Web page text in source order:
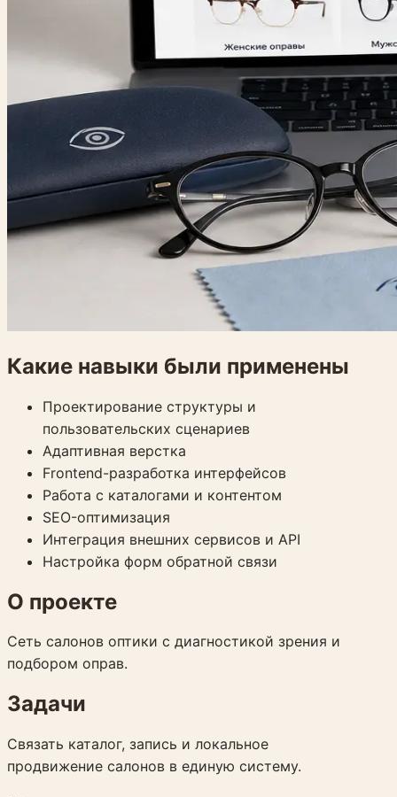
Какие навыки были применены
Проектирование структуры и
пользовательских сценариев
Адаптивная верстка
Frontend-разработка интерфейсов
Работа с каталогами и контентом
SEO-оптимизация
Интеграция внешних сервисов и API
Настройка форм обратной связи
О проекте
Сеть салонов оптики с диагностикой зрения и
подбором оправ.
Задачи
Связать каталог, запись и локальное
продвижение салонов в единую систему.